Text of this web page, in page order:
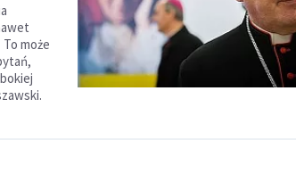
może